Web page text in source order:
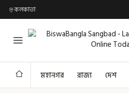
কলকাতা
মহানগর রাজ্য দেশ